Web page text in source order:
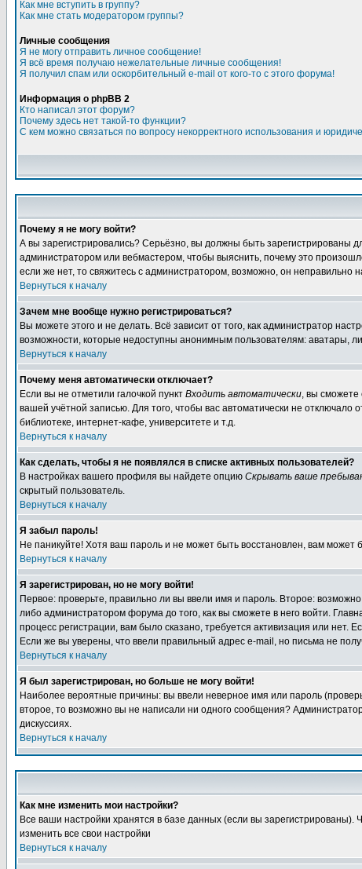
Как мне вступить в группу?
Как мне стать модератором группы?
Личные сообщения
Я не могу отправить личное сообщение!
Я всё время получаю нежелательные личные сообщения!
Я получил спам или оскорбительный e-mail от кого-то с этого форума!
Информация о phpBB 2
Кто написал этот форум?
Почему здесь нет такой-то функции?
С кем можно связаться по вопросу некорректного использования и
Почему я не могу войти?
А вы зарегистрировались? Серьёзно, вы должны быть зарегистрированы
администратором или вебмастером, чтобы выяснить, почему это
если же нет, то свяжитесь с администратором, возможно, он неправильно
Вернуться к началу
Зачем мне вообще нужно регистрироваться?
Вы можете этого и не делать. Всё зависит от того, как администратор
возможности, которые недоступны анонимным пользователям: аватары,
Вернуться к началу
Почему меня автоматически отключает?
Если вы не отметили галочкой пункт Входить автоматически, вы сможете
вашей учётной записью. Для того, чтобы вас автоматически не отключало
библиотеке, интернет-кафе, университете и т.д.
Вернуться к началу
Как сделать, чтобы я не появлялся в списке активных пользователей?
В настройках вашего профиля вы найдете опцию Скрывать ваше
скрытый пользователь.
Вернуться к началу
Я забыл пароль!
Не паникуйте! Хотя ваш пароль и не может быть восстановлен, вам может
Вернуться к началу
Я зарегистрирован, но не могу войти!
Первое: проверьте, правильно ли вы ввели имя и пароль. Второе:
либо администратором форума до того, как вы сможете в него войти.
процесс регистрации, вам было сказано, требуется активизация или нет.
Если же вы уверены, что ввели правильный адрес e-mail, но письма не
Вернуться к началу
Я был зарегистрирован, но больше не могу войти!
Наиболее вероятные причины: вы ввели неверное имя или пароль
второе, то возможно вы не написали ни одного сообщения?
дискуссиях.
Вернуться к началу
Как мне изменить мои настройки?
Все ваши настройки хранятся в базе данных (если вы зарегистрированы).
изменить все свои настройки
Вернуться к началу